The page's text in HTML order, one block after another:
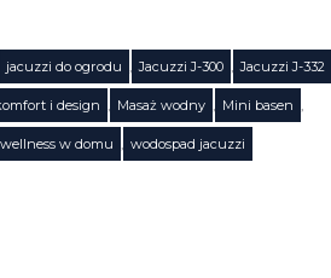
jacuzzi do ogrodu , Jacuzzi J-300 , Jacuzzi J-332
i design , Masaż wodny , Mini basen ,
wellness w domu , wodospad jacuzzi